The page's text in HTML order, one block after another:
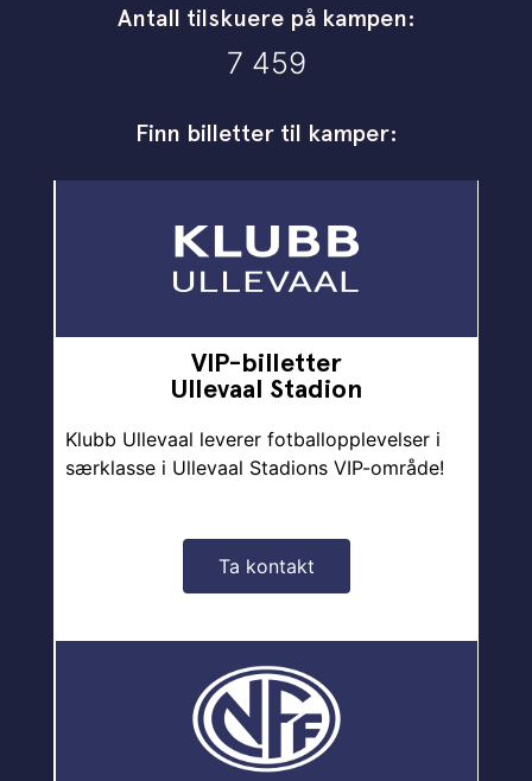
Antall tilskuere på kampen:
7 459
Finn billetter til kamper:
VIP-billetter
Ullevaal Stadion
Klubb Ullevaal leverer fotballopplevelser i
særklasse i Ullevaal Stadions VIP-område!
Ta kontakt